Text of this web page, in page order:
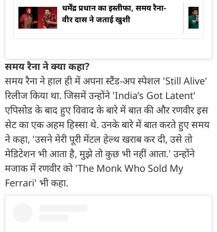
धर्मेंद्र प्रधान का इस्तीफा, समय रैना-
वीर दास ने जताई खुशी
समय रैना ने क्या कहा?
समय रैना ने हाल ही में अपना स्टैंड-अप स्पेशल 'Still Alive'
रिलीज किया था. जिसमें उन्होंने 'India’s Got Latent'
एपिसोड के बाद हुए विवाद के बारे में बात की और रणवीर इस
सेट का एक अहम हिस्सा थे. उनके बारे में बात करते हुए समय
ने कहा, 'उसने मेरी पूरी मेंटल हेल्थ खराब कर दी, उसे तो
मेडिटेशन भी आता है, मुझे तो कुछ भी नहीं आता.' उन्होंने
मजाक में रणवीर को 'The Monk Who Sold My
Ferrari' भी कहा.